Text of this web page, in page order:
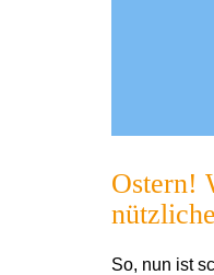
Ostern!
So, nun ist